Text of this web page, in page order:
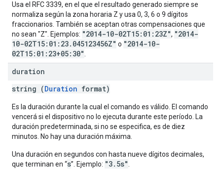
Usa el RFC 3339, en el que el resultado generado siempre se
normaliza según la zona horaria Z y usa 0, 3, 6 o 9 dígitos
fraccionarios. También se aceptan otras compensaciones que
no sean "Z". Ejemplos: "2014-10-02T15:01:23Z", "2014-
10-02T15:01:23.045123456Z" o "2014-10-
02T15:01:23+05:30"
duration
string (Duration format)
Es la duración durante la cual el comando es válido. El comando
vencerá si el dispositivo no lo ejecuta durante este período. La
duración predeterminada, si no se especifica, es de diez
minutos. No hay una duración máxima.
Una duración en segundos con hasta nueve dígitos decimales,
que terminan en “s”. Ejemplo: "3.5s"